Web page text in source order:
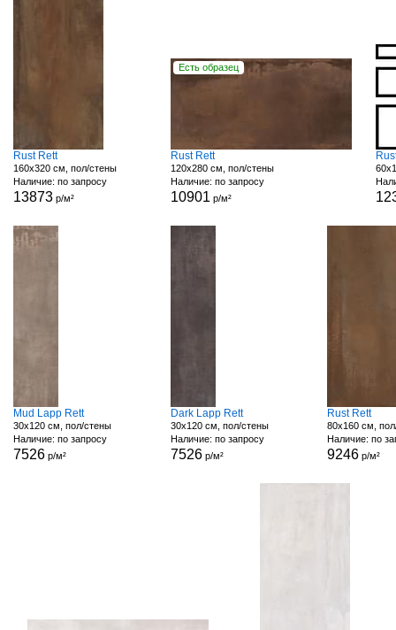
Rust Rett
160x320 см, пол/стены
Наличие: по запросу
13873 р/м²
Есть образец
Rust Rett
120x280 см, пол/стены
Наличие: по запросу
10901 р/м²
Mud Lapp Rett
30x120 см, пол/стены
Наличие: по запросу
7526 р/м²
Dark Lapp Rett
30x120 см, пол/стены
Наличие: по запросу
7526р/м²
Rust Rett
80x160 см,
Наличие: по
9246р/м²